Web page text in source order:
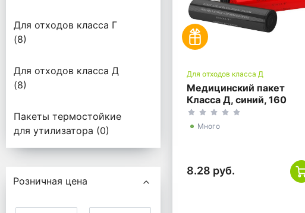
Для отходов класса Д
Медицинский пакет
Класса Д, синий, 160
литров, 900*1000
Много
8.28 руб.
Для отходов класса Г
(8)
Для отходов класса Д
(8)
Пакеты термостойкие
для утилизатора (0)
Подбор параметров
Розничная цена